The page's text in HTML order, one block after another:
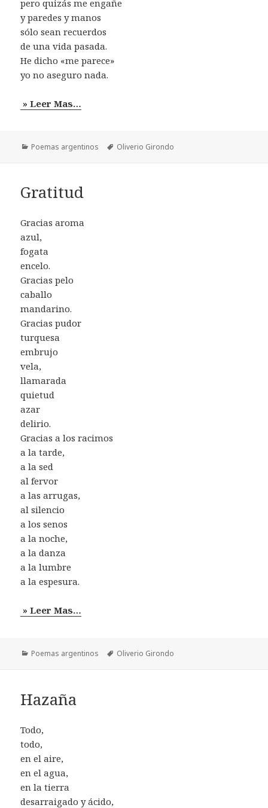
pero quizás me engañe
y paredes y manos
sólo sean recuerdos
de una vida pasada.
He dicho «me parece»
yo no aseguro nada.
» Leer Mas…
Categorías
Poemas argentinos Etiquetas
Oliverio Girondo
Gratitud
Gracias aroma
azul,
fogata
encelo.
Gracias pelo
caballo
mandarino.
Gracias pudor
turquesa
embrujo
vela,
llamarada
quietud
azar
delirio.
Gracias a los racimos
a la tarde,
a la sed
al fervor
a las arrugas,
al silencio
a los senos
a la noche,
a la danza
a la lumbre
a la espesura.
» Leer Mas…
Categorías
Poemas argentinos Etiquetas
Oliverio Girondo
Hazaña
Todo,
todo,
en el aire,
en el agua,
en la tierra
desarraigado y ácido,